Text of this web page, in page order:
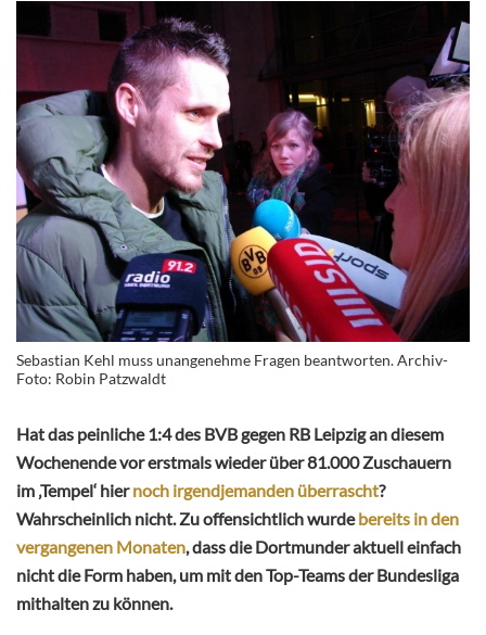
Sebastian Kehl muss unangenehme Fragen beantworten. Archiv-
Foto: Robin Patzwaldt
Hat das peinliche 1:4 des BVB gegen RB Leipzig an diesem
Wochenende vor erstmals wieder über 81.000 Zuschauern
im ‚Tempel‘ hiernoch irgendjemanden überrascht?
Wahrscheinlich nicht. Zu offensichtlich wurdebereits in den
vergangenen Monaten, dass die Dortmunder aktuell einfach
nicht die Form haben, um mit den Top-Teams der Bundesliga
mithalten zu können.